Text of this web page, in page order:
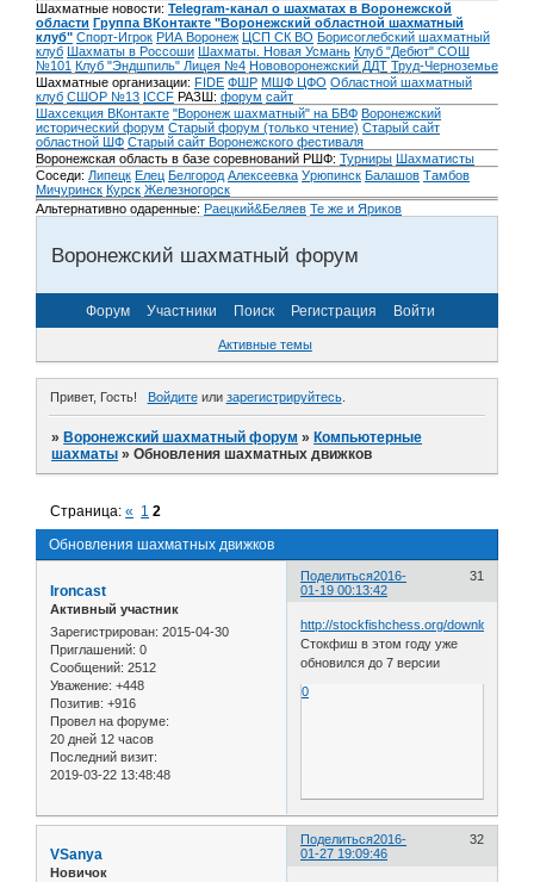
Шахматные новости: Telegram-канал о шахматах в Воронежской
области Группа ВКонтакте "Воронежский областной шахматный
клуб" Спорт-Игрок РИА Воронеж ЦСП СК ВО Борисоглебский шахматный
клуб Шахматы в Россоши Шахматы. Новая Усмань Клуб "Дебют" СОШ
№101 Клуб "Эндшпиль" Лицея №4 Нововоронежский ДДТ Труд-Черноземье
Шахматные организации: FIDE ФШР МШФ ЦФО Областной шахматный
клуб СШОР №13 ICCF РАЗШ: форум сайт
Шахсекция ВКонтакте "Воронеж шахматный" на БВФ Воронежский
исторический форум Cтарый форум (только чтение) Старый сайт
областной ШФ Старый сайт Воронежского фестиваля
Воронежская область в базе соревнований РШФ: Турниры Шахматисты
Соседи: Липецк Елец Белгород Алексеевка Урюпинск Балашов Тамбов
Мичуринск Курск Железногорск
Альтернативно одаренные: Раецкий&Беляев Те же и Яриков
Воронежский шахматный форум
Форум Участники Поиск Регистрация Войти
Активные темы
Привет, Гость! Войдитеили зарегистрируйтесь.
»Воронежский шахматный форум »Компьютерные
шахматы »Обновления шахматных движков
Обновления шахматных движков
Страница:« 1 2
Поделиться 31
2016-
01-19 00:13:42
Ironcast
Активный участник
Зарегистрирован: 2015-04-30
Приглашений: 0
Сообщений: 2512
Уважение: +448
Позитив: +916
Провел на форуме:
20 дней 12 часов
Последний визит:
2019-03-22 13:48:48
http://stockfishchess.org/download/
Стокфиш в этом году уже
обновился до 7 версии
0
Поделиться 32
2016-
01-27 19:09:46
VSanya
Новичок